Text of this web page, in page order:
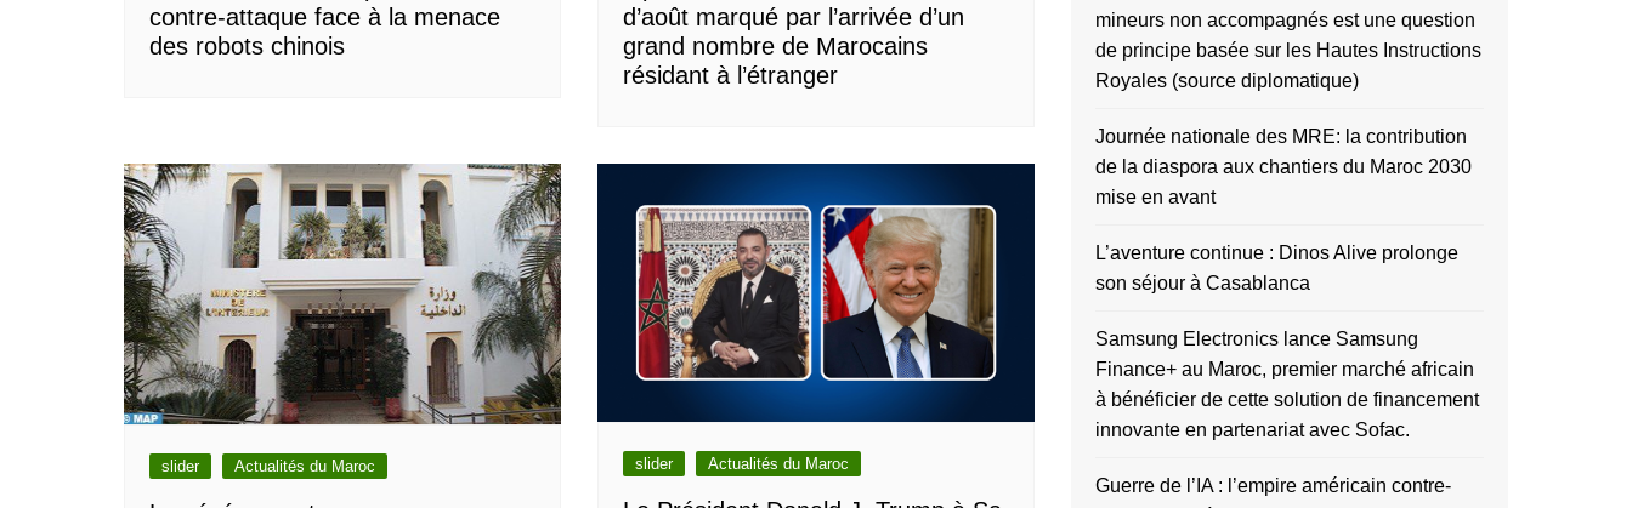
contre-attaque face à la menace
des robots chinois
d’août marqué par l’arrivée d’un
grand nombre de Marocains
résidant à l’étranger
slider Actualités du Maroc slider Actualités du Maroc
mineurs non accompagnés est une question
de principe basée sur les Hautes Instructions
Royales (source diplomatique)
Journée nationale des MRE: la contribution
de la diaspora aux chantiers du Maroc 2030
mise en avant
L’aventure continue : Dinos Alive prolonge
son séjour à Casablanca
Samsung Electronics lance Samsung
Finance+ au Maroc, premier marché africain
à bénéficier de cette solution de financement
innovante en partenariat avec Sofac.
Guerre de l’IA : l’empire américain contre-